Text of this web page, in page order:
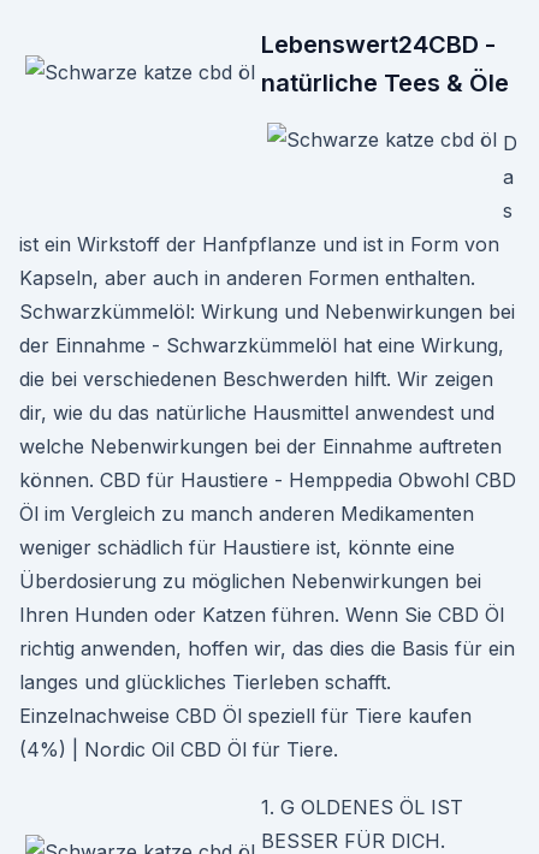
Lebenswert24CBD -
natürliche Tees & Öle
D
a
s
ist ein Wirkstoff der Hanfpflanze und ist in Form von
Kapseln, aber auch in anderen Formen enthalten.
Schwarzkümmelöl: Wirkung und Nebenwirkungen bei
der Einnahme - Schwarzkümmelöl hat eine Wirkung,
die bei verschiedenen Beschwerden hilft. Wir zeigen
dir, wie du das natürliche Hausmittel anwendest und
welche Nebenwirkungen bei der Einnahme auftreten
können. CBD für Haustiere - Hemppedia Obwohl CBD
Öl im Vergleich zu manch anderen Medikamenten
weniger schädlich für Haustiere ist, könnte eine
Überdosierung zu möglichen Nebenwirkungen bei
Ihren Hunden oder Katzen führen. Wenn Sie CBD Öl
richtig anwenden, hoffen wir, das dies die Basis für ein
langes und glückliches Tierleben schafft.
Einzelnachweise CBD Öl speziell für Tiere kaufen
(4%) | Nordic Oil CBD Öl für Tiere.
1. G OLDENES ÖL IST
BESSER FÜR DICH.